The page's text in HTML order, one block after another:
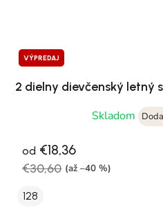
VÝPREDAJ
2 dielny dievčenský letný
Skladom
od €18,36
€30,60 (až –40 %)
128